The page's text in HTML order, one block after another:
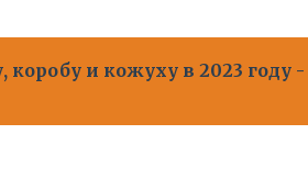
и кожуху в 2023 году